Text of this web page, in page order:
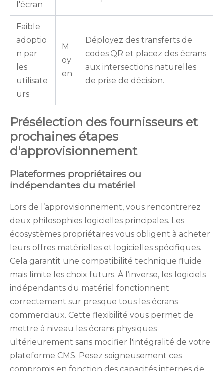
l'écran
Faible
adoptio
n par
les
utilisate
urs
M
oy
en
Déployez des transferts de
codes QR et placez des écrans
aux intersections naturelles
de prise de décision.
Présélection des fournisseurs et
prochaines étapes
d'approvisionnement
Plateformes propriétaires ou
indépendantes du matériel
Lors de l’approvisionnement, vous rencontrerez
deux philosophies logicielles principales. Les
écosystèmes propriétaires vous obligent à acheter
leurs offres matérielles et logicielles spécifiques.
Cela garantit une compatibilité technique fluide
mais limite les choix futurs. À l’inverse, les logiciels
indépendants du matériel fonctionnent
correctement sur presque tous les écrans
commerciaux. Cette flexibilité vous permet de
mettre à niveau les écrans physiques
ultérieurement sans modifier l'intégralité de votre
plateforme CMS. Pesez soigneusement ces
compromis en fonction des capacités internes de